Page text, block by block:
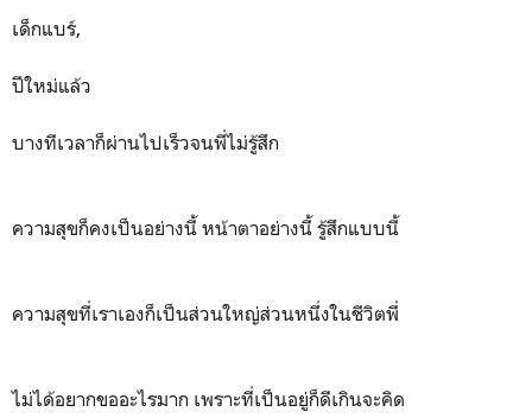
เด็กแบร์,
ปีใหม่แล้ว
บางทีเวลาก็ผ่านไปเร็วจนพี่ไม่รู้สึก
ความสุขก็คงเป็นอย่างนี้ หน้าตาอย่างนี้ รู้สึกแบบนี้
ความสุขที่เราเองก็เป็นส่วนใหญ่ส่วนหนึ่งในชีวิตพี่
ไม่ได้อยากขออะไรมาก เพราะที่เป็นอยู่ก็ดีเกินจะคิด